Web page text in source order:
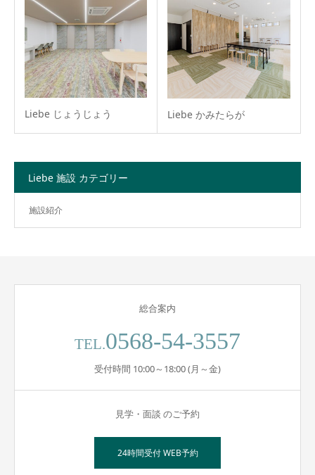
Liebe じょうじょう Liebe かみたらが
Liebe 施設 カテゴリー
施設紹介
総合案内
TEL.0568-54-3557
受付時間 10:00～18:00 (月～金)
見学・面談 のご予約
24時間受付 WEB予約